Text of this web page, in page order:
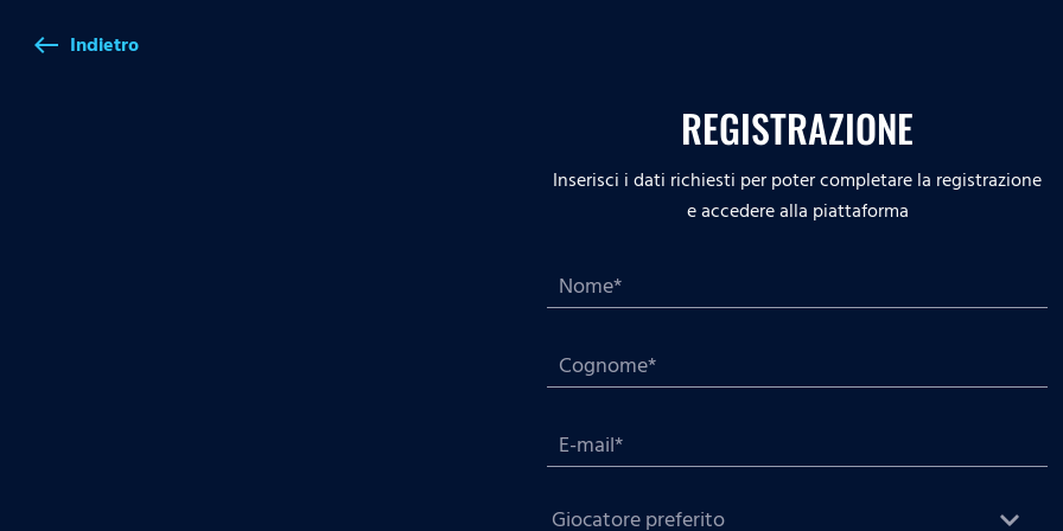
west Indietro
REGISTRAZIONE
Inserisci i dati richiesti per poter completare la registrazione
e accedere alla piattaforma